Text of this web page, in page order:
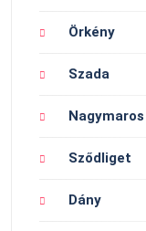
Örkény
Szada
Nagymaros
Sződliget
Dány